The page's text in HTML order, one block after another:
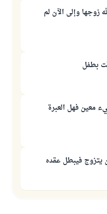
زوجها وإلى الآن لم
بطفل
معين فهل العبرة
يتزوج فيبطل عقده